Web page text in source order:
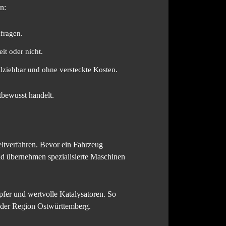
oder nicht.
und ohne versteckte Kosten.
handelt.
Bevor ein Fahrzeug
übernehmen spezialisierte Maschinen
und wertvolle Katalysatoren. So
Region Ostwürttemberg.